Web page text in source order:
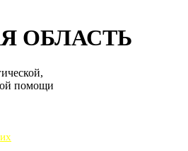
ОБЛАСТЬ
помощи